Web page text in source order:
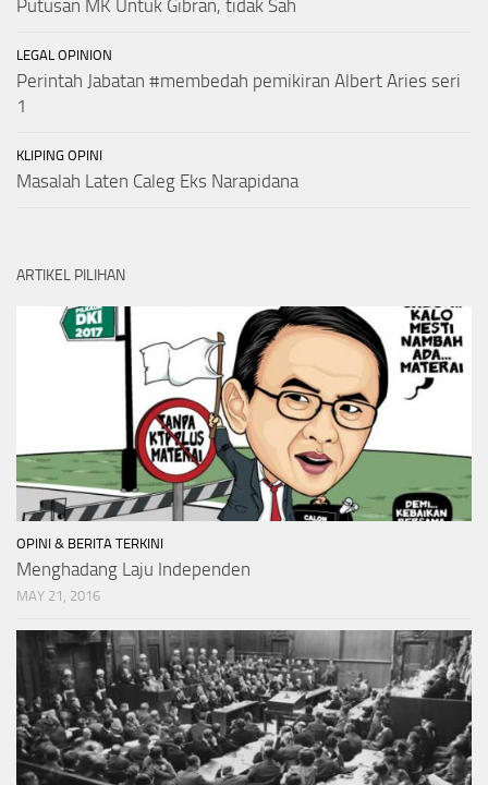
Putusan MK Untuk Gibran, tidak Sah
LEGAL OPINION
Perintah Jabatan #membedah pemikiran Albert Aries seri
1
KLIPING OPINI
Masalah Laten Caleg Eks Narapidana
ARTIKEL PILIHAN
OPINI & BERITA TERKINI
Menghadang Laju Independen
MAY 21, 2016